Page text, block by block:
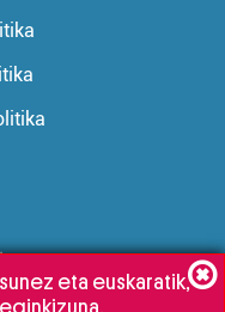
eta euskaratik,